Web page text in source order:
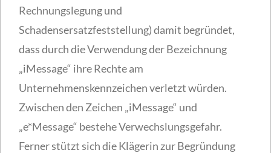
Rechnungslegung und
Schadensersatzfeststellung) damit begründet,
dass durch die Verwendung der Bezeichnung
„iMessage“ ihre Rechte am
Unternehmenskennzeichen verletzt würden.
Zwischen den Zeichen „iMessage“ und
„e*Message“ bestehe Verwechslungsgefahr.
Ferner stützt sich die Klägerin zur Begründung